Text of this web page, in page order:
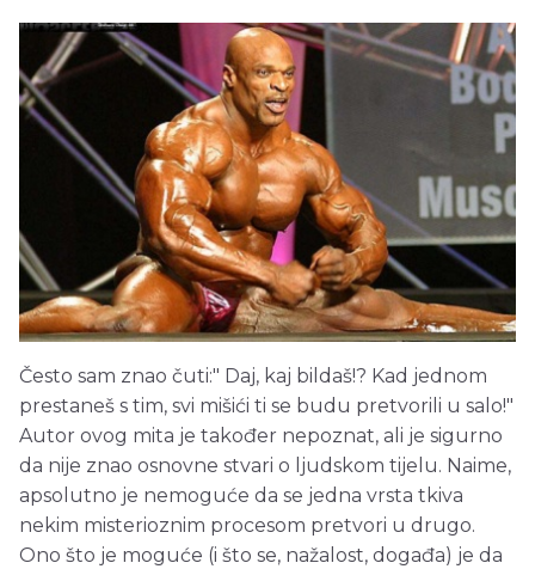
Često sam znao čuti:" Daj, kaj bildaš!? Kad jednom
prestaneš s tim, svi mišići ti se budu pretvorili u salo!"
Autor ovog mita je također nepoznat, ali je sigurno
da nije znao osnovne stvari o ljudskom tijelu. Naime,
apsolutno je nemoguće da se jedna vrsta tkiva
nekim misterioznim procesom pretvori u drugo.
Ono što je moguće (i što se, nažalost, događa) je da